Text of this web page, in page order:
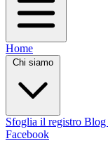
Home
Chi siamo
Sfoglia il registro Blog
Facebook